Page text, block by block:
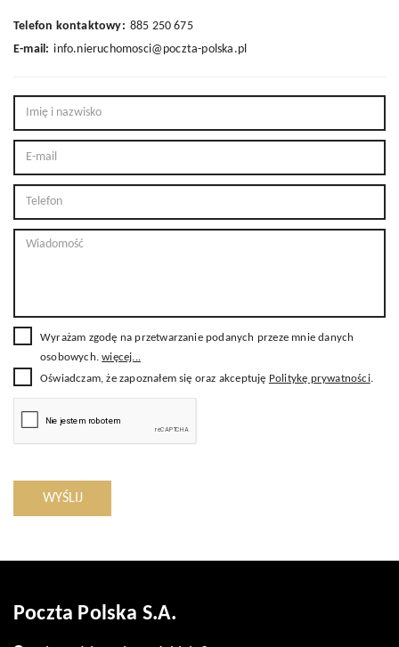
Telefon kontaktowy: 885 250 675
E-mail: info.nieruchomosci@poczta-polska.pl
Wyrażam zgodę na przetwarzanie podanych przeze mnie danych
osobowych.więcej...
Oświadczam, że zapoznałem się oraz akceptuję Politykę prywatności.
WYŚLIJ
Poczta Polska S.A.